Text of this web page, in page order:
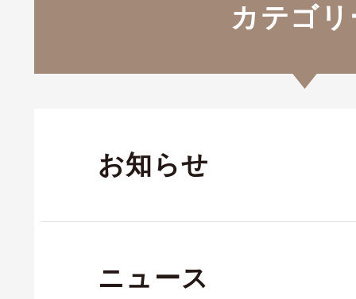
カテゴ
お知らせ
ニュース